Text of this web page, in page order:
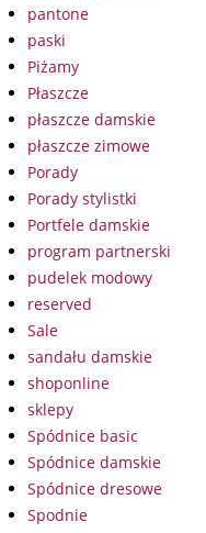
pantone
paski
Piżamy
Płaszcze
płaszcze damskie
płaszcze zimowe
Porady
Porady stylistki
Portfele damskie
program partnerski
pudelek modowy
reserved
Sale
sandału damskie
shoponline
sklepy
Spódnice basic
Spódnice damskie
Spódnice dresowe
Spodnie